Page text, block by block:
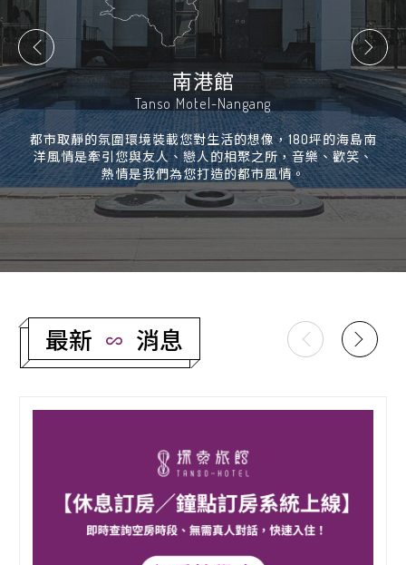
南港館
Tanso Motel-Nangang
都市取靜的氛圍環境裝載您對生活的想像，180坪的海島南
洋風情是牽引您與友人、戀人的相聚之所，音樂、歡笑、
熱情是我們為您打造的都市風情。
最新 消息